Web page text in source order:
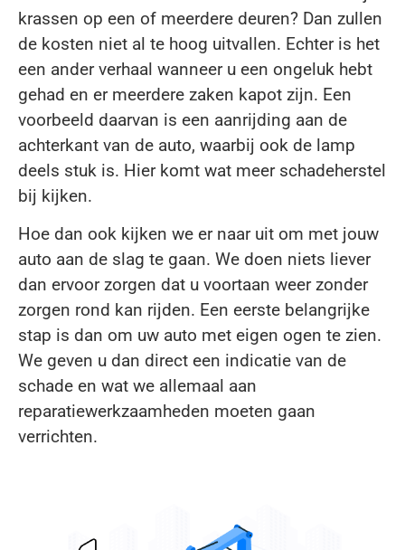
krassen op een of meerdere deuren? Dan zullen
de kosten niet al te hoog uitvallen. Echter is het
een ander verhaal wanneer u een ongeluk hebt
gehad en er meerdere zaken kapot zijn. Een
voorbeeld daarvan is een aanrijding aan de
achterkant van de auto, waarbij ook de lamp
deels stuk is. Hier komt wat meer schadeherstel
bij kijken.
Hoe dan ook kijken we er naar uit om met jouw
auto aan de slag te gaan. We doen niets liever
dan ervoor zorgen dat u voortaan weer zonder
zorgen rond kan rijden. Een eerste belangrijke
stap is dan om uw auto met eigen ogen te zien.
We geven u dan direct een indicatie van de
schade en wat we allemaal aan
reparatiewerkzaamheden moeten gaan
verrichten.